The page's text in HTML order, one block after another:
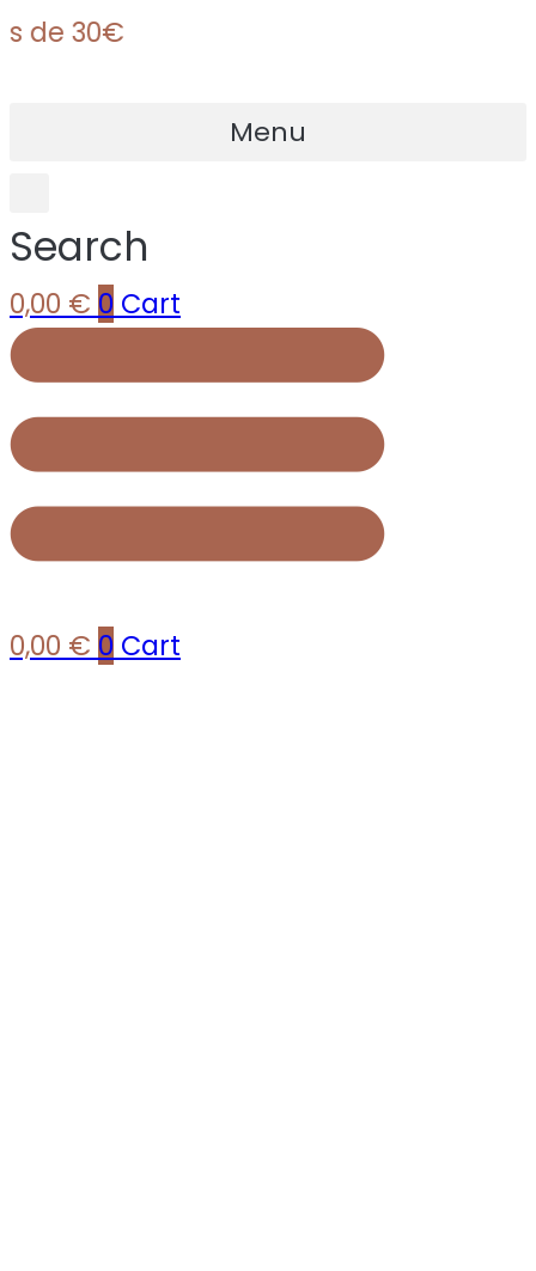
30€
Menu
Search
0,00 € 0 Cart
0,00 € 0 Cart